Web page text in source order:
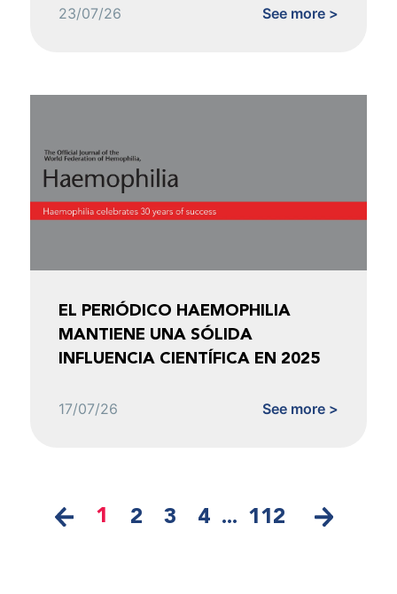
23/07/26 See more >
EL PERIÓDICO HAEMOPHILIA
MANTIENE UNA SÓLIDA
INFLUENCIA CIENTÍFICA EN 2025
17/07/26 See more >
1 2 3 4 ... 112